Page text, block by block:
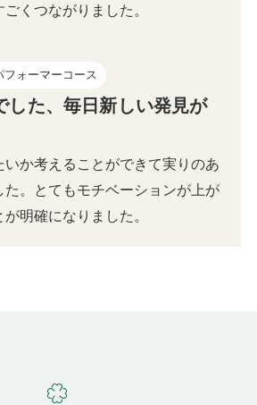
くつながりました。
フォーマーコース
した、毎日新しい発見が
いか考えることができて実りのあ
た。とてもモチベーションが上が
明確になりました。